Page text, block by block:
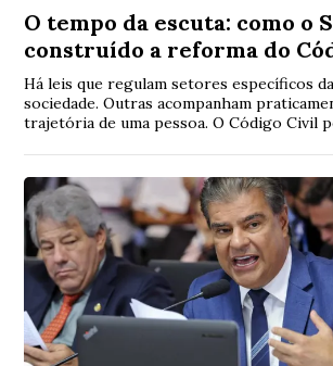
O tempo da escuta: como o
construído a reforma do
Há leis que regulam setores específicos
sociedade. Outras acompanham
trajetória de uma pessoa. O Código Civil